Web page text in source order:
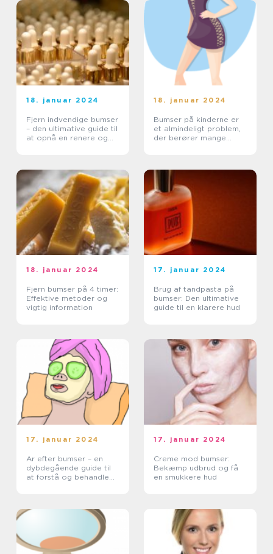
18. januar 2024
Fjern indvendige bumser
– den ultimative guide til
at opnå en renere og
18. januar 2024
Bumser på kinderne er
et almindeligt problem,
der berører mange
18. januar 2024
Fjern bumser på 4 timer:
Effektive metoder og
vigtig information
17. januar 2024
Brug af tandpasta på
bumser: Den ultimative
guide til en klarere hud
17. januar 2024
Ar efter bumser – en
dybdegående guide til
at forstå og behandle
17. januar 2024
Creme mod bumser:
Bekæmp udbrud og få
en smukkere hud